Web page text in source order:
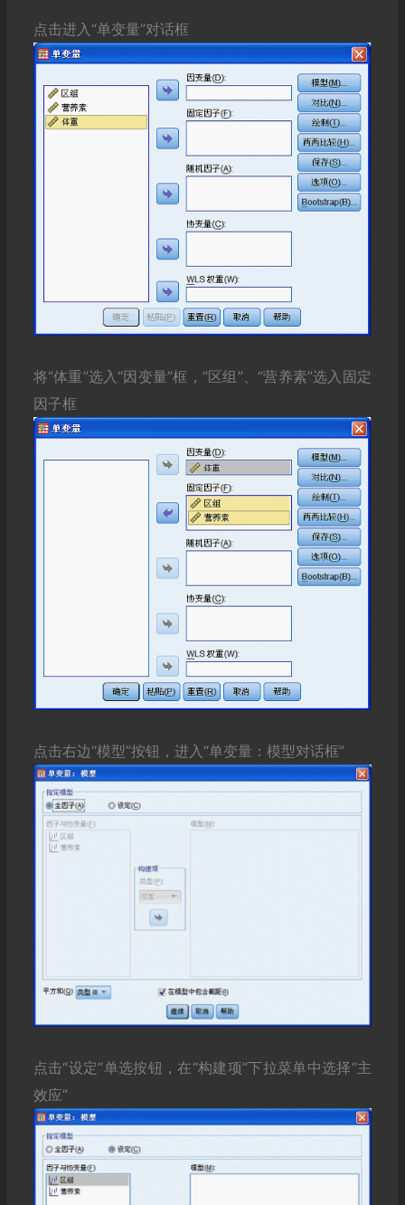
点击进入“单变量”对话框
将“体重”选入“因变量”框，“区组”、“营养素”选入固定
因子框
点击右边“模型”按钮，进入“单变量：模型对话框”
点击“设定”单选按钮，在“构建项”下拉菜单中选择“主
效应”